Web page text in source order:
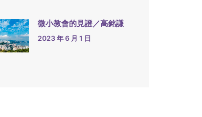
微小教會的見證／高銘謙
2023 年 6 月 1 日